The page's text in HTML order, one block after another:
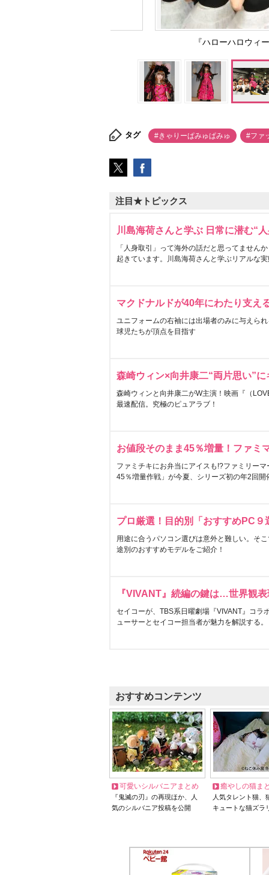
『ハローハロウィ
タグ #きゃりーぱみゅぱみゅ #ファ
注目★トピックス
川島海荷さんと学ぶ 日常に潜む“
「人身取引」って海外の話だと思ってません
起きています。川島海荷さんと学ぶリアルな
マクドナルドが40年にわたり支え
ユニフォームの右袖には出場者のみに与えら
球児たちが頂点を目指す
森崎ウィン×向井康二“両片思い”
森崎ウィンと向井康二がW主演！映画『（
最速配信。究極のピュアラブ！
お値段そのまま45％増量！ファミ
ファミチキにお弁当にアイスも!?ファミリー
45％増量作戦」が今夏、シリーズ初の年2回開
プロ厳選！目的別「おすすめPC９
用途に合うパソコン選びは意外と難しい。そ
途別のおすすめモデルをご紹介！
『VIVANT』続編の鍵は…世界観
セイコーが、TBS系日曜劇場『VIVANT』コラ
ューサーとセイコー担当者が魅力を解説する。
おすすめコンテンツ
可愛いシルバニアまとめ
『鬼滅の刃』の再現ほか、人
気のシルバニア投稿を公開
癒やしの猫ま
人気タレント猫
キュートな猫ズラ